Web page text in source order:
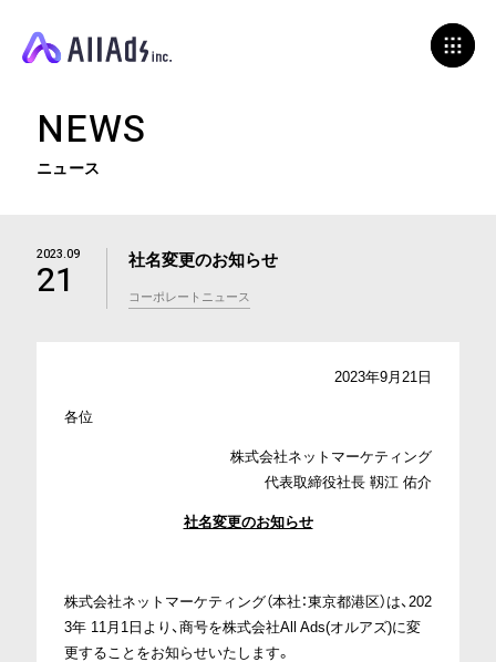
NEWS
ニュース
2023.09
21 社名変更のお知らせ
コーポレートニュース
2023年9月21日
各位
株式会社ネットマーケティング
代表取締役社長 靱江 佑介
社名変更のお知らせ
株式会社ネットマーケティング（本社：東京都港区）は、202
3年 11月1日より、商号を株式会社All Ads(オルアズ)に変
更することをお知らせいたします。